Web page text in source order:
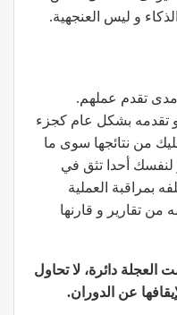
و ليس العنجهية.
تقدم عملهم.
و تقدمه بشكل عام كجزء
من نتائجها سوى ما
لنفسك أحدا تثق في
بمراقبة العملية
من تقارير و قارنها
العجلة دائرة، لا تحاول
عن الدوران.